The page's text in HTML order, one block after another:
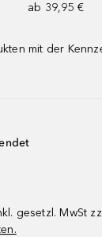
ab 39,95 €
mit der
gesetzl. MwSt